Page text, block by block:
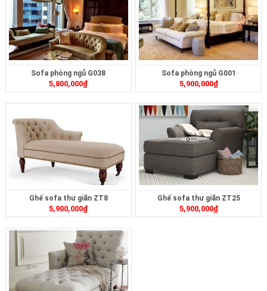
Sofa phòng ngủ G038
5,800,000₫
Sofa phòng ngủ G001
5,900,000₫
Ghế sofa thư giãn ZT8
5,900,000₫
Ghế sofa thư giãn ZT25
5,900,000₫